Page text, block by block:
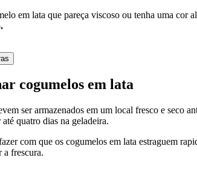
em lata que pareça viscoso ou tenha uma cor
cogumelos em lata
ser armazenados em um local fresco e seco
quatro dias na geladeira.
com que os cogumelos em lata estraguem
a frescura.